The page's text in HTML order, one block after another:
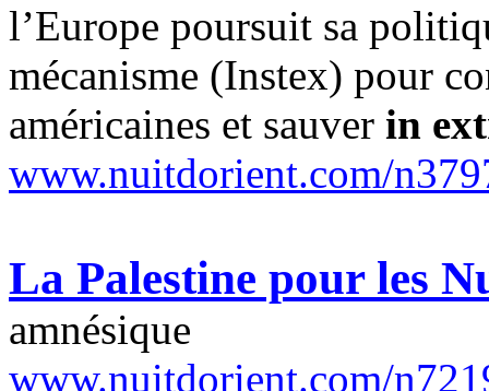
l’Europe poursuit sa
mécanisme (Instex) pour
américaines et sauver in
www.nuitdorient.com/
La Palestine pour les
amnésique
www.nuitdorient.com/